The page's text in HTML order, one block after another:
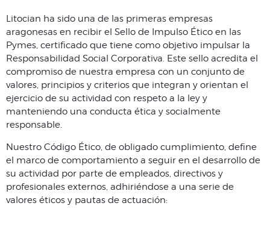
Litocian ha sido una de las primeras empresas
aragonesas en recibir el Sello de Impulso Ético en las
Pymes, certificado que tiene como objetivo impulsar la
Responsabilidad Social Corporativa. Este sello acredita el
compromiso de nuestra empresa con un conjunto de
valores, principios y criterios que integran y orientan el
ejercicio de su actividad con respeto a la ley y
manteniendo una conducta ética y socialmente
responsable.
Nuestro Código Ético, de obligado cumplimiento, define
el marco de comportamiento a seguir en el desarrollo de
su actividad por parte de empleados, directivos y
profesionales externos, adhiriéndose a una serie de
valores éticos y pautas de actuación: